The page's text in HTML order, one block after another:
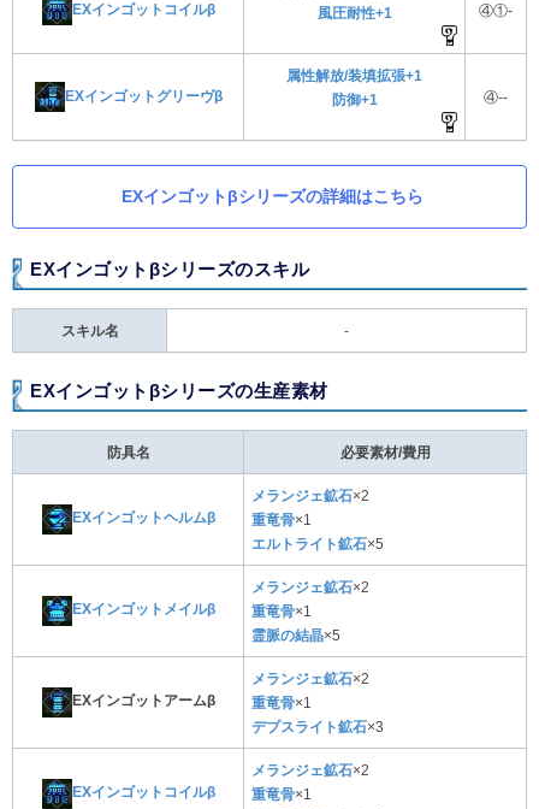
EXインゴットコイルβ
風圧耐性+1
④①-
EXインゴットグリーヴβ
属性解放/装填拡張+1
防御+1
④--
EXインゴットβシリーズの詳細はこちら
EXインゴットβシリーズのスキル
スキル名 -
EXインゴットβシリーズの生産素材
防具名 必要素材/費用
EXインゴットヘルムβ
メランジェ鉱石×2
重竜骨×1
エルトライト鉱石×5
EXインゴットメイルβ
メランジェ鉱石×2
重竜骨×1
霊脈の結晶×5
EXインゴットアームβ
メランジェ鉱石×2
重竜骨×1
デプスライト鉱石×3
EXインゴットコイルβ
メランジェ鉱石×2
重竜骨×1